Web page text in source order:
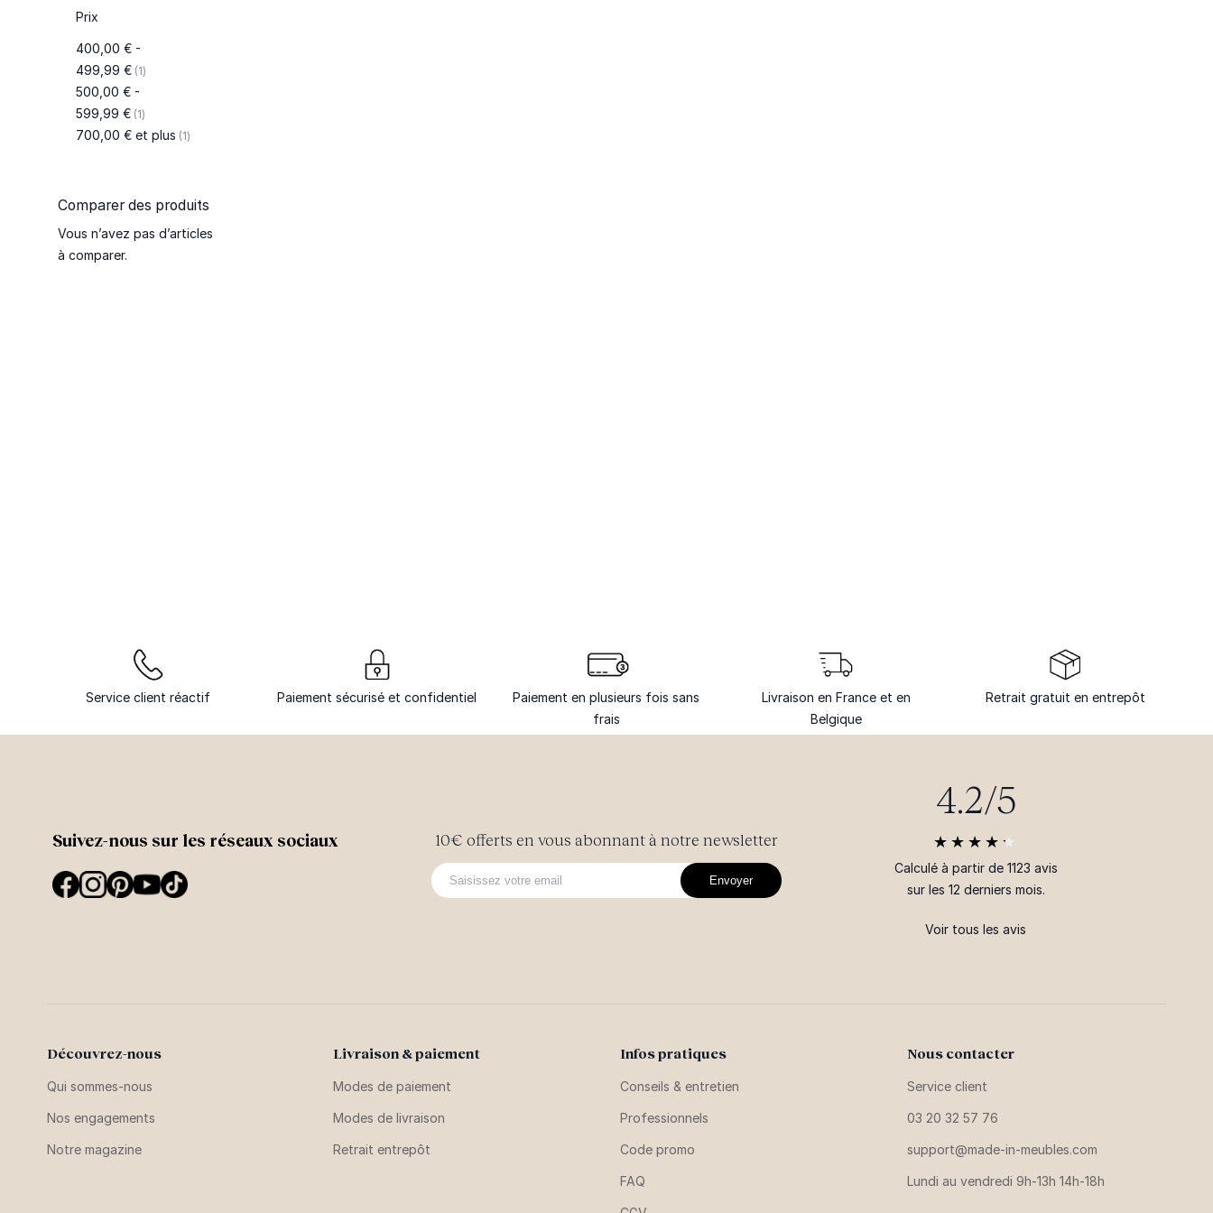
Prix
400,00 €-
499,99 € 1article
500,00 €-
599,99 € 1article
700,00 €et plus 1article
Comparer des produits
Vous n’avez pas d’articles
à comparer.
Service client réactif Paiement sécurisé et confidentiel
Paiement en plusieurs fois sans
frais
Livraison en France et en
Belgique
Retrait gratuit en entrepôt
Suivez-nous sur les réseaux sociaux 10€ offerts en vous abonnant à notre newsletter
Envoyer
4.2/5
Calculé à partir de 1123 avis
sur les 12 derniers mois.
Voir tous les avis
Découvrez-nous
Qui sommes-nous
Nos engagements
Notre magazine
Livraison & paiement
Modes de paiement
Modes de livraison
Retrait entrepôt
Infos pratiques
Conseils & entretien
Professionnels
Code promo
FAQ
Nous contacter
Service client
03 20 32 57 76
support@made-in-meubles.com
Lundi au vendredi 9h-13h 14h-18h